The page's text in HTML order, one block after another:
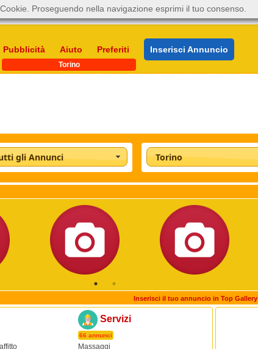
Pubblicità Aiuto Preferiti Inserisci Annuncio
Torino
gli Annunci Torino
Inserisci il tuo annuncio in Top Gallery
Servizi
66 annunci
Massaggi
Proseguendo nella navigazione esprimi il tuo consenso.